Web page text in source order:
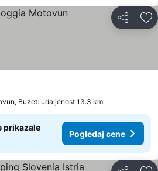
Deli
cene
Buzet: udaljenost 13.3 km
prikazale
Pogledaj cene